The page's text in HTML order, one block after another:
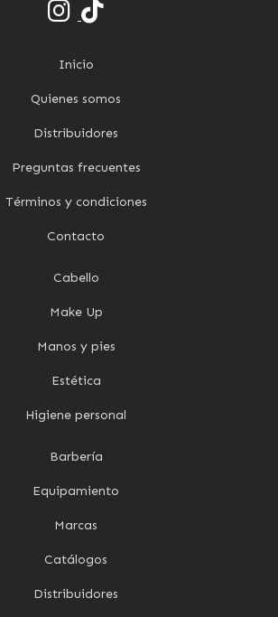
Inicio
Quienes somos
Distribuidores
Preguntas frecuentes
Términos y condiciones
Contacto
Cabello
Make Up
Manos y pies
Estética
Higiene personal
Barbería
Equipamiento
Marcas
Catálogos
Distribuidores